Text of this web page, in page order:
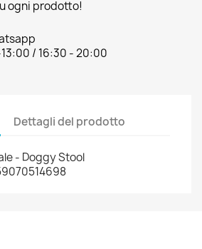
ogni prodotto!
/ 16:30 - 20:00
Dettagli del prodotto
- Doggy Stool